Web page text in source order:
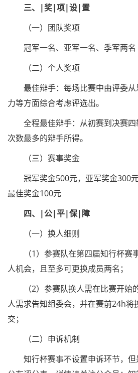
三、|奖|项|设|置
（一）团队奖项
冠军一名、亚军一名、季军两名
（二）个人奖项
最佳辩手：每场比赛中由评委从
力等方面综合考虑评选出。
全程最佳辩手：从初赛到决赛四
次数最多的辩手所得。
（三）赛事奖金
冠军奖金500元，亚军奖金300
最佳奖金100元
四、|公|平|保|障
（一）换人细则
（1）参赛队在第四届知行杯赛
人机会，且至多可更换成员两名；
（2）参赛队换人需在比赛开始
人需求告知组委会，并在赛前24h将
交；
（二）申诉机制
知行杯赛事不设置申诉环节，但